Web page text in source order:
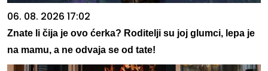
06. 08. 2026 17:02
Znate li čija je ovo ćerka? Roditelji su joj glumci, lepa je
na mamu, a ne odvaja se od tate!